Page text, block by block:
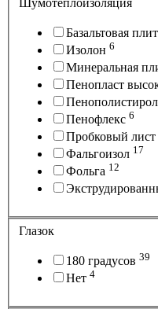
Шумотеплоизоляция
Базальтовая
Изолон 6
Минеральная
Пенопласт
Пенополистирол
Пенофлекс 6
Пробковый лист
Фальгоизол 17
Фольга 12
Глазок
180 градусов 39
Нет 4